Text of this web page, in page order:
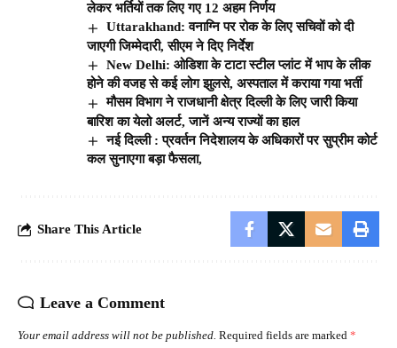
लेकर भर्तियों तक लिए गए 12 अहम निर्णय
Uttarakhand: वनाग्नि पर रोक के लिए सचिवों को दी
जाएगी जिम्मेदारी, सीएम ने दिए निर्देश
New Delhi: ओडिशा के टाटा स्टील प्लांट में भाप के लीक
होने की वजह से कई लोग झुलसे, अस्पताल में कराया गया भर्ती
मौसम विभाग ने राजधानी क्षेत्र दिल्ली के लिए जारी किया
बारिश का येलो अलर्ट, जानें अन्य राज्यों का हाल
नई दिल्ली : प्रवर्तन निदेशालय के अधिकारों पर सुप्रीम कोर्ट
कल सुनाएगा बड़ा फैसला,
Share This Article
Leave a Comment
Your email address will not be published. Required fields are marked *